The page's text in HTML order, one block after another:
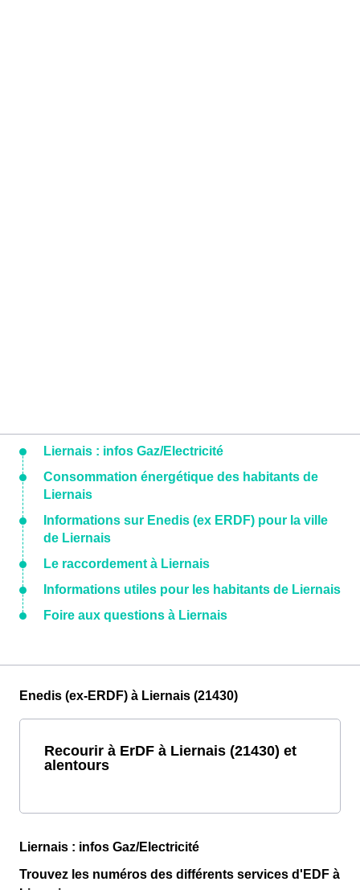
Liernais : infos Gaz/Electricité
Consommation énergétique des habitants de
Liernais
Informations sur Enedis (ex ERDF) pour la ville
de Liernais
Le raccordement à Liernais
Informations utiles pour les habitants de Liernais
Foire aux questions à Liernais
Enedis (ex-ERDF) à Liernais (21430)
Recourir à ErDF à Liernais (21430) et
alentours
Liernais : infos Gaz/Electricité
Trouvez les numéros des différents services d'EDF à